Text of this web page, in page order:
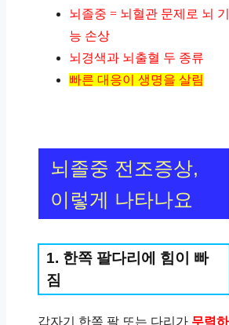
뇌졸중 = 뇌혈관 문제로 뇌 기
능 손상
뇌경색과 뇌출혈 두 종류
빠른 대응이 생명을 살림
뇌졸중 전조증상,
이렇게 나타나요
1. 한쪽 팔다리에 힘이 빠
짐
갑자기 한쪽 팔 또는 다리가 무력하